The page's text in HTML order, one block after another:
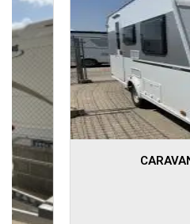
CARAVANA